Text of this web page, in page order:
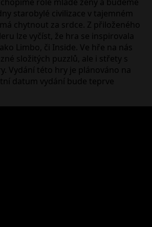
starobylé civilizace v tajemném
chytnout za srdce. Z přiloženého
lze vyčíst, že hra se inspirovala
Limbo, či Inside. Ve hře na nás
složitých puzzlů, ale i střety s
Vydání této hry je plánováno na
datum vydání bude teprve